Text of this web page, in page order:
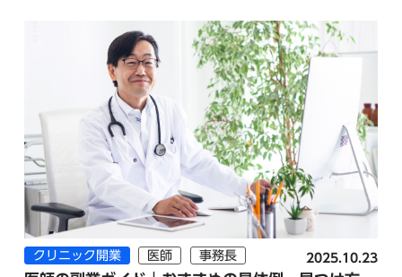
クリニック開業 医師 事務長 2025.10.23